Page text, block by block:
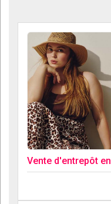
Vente d'entrepôt